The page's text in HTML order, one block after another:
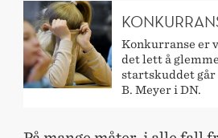
Konkurranse er
det lett å
startskuddet
B. Meyer i DN.